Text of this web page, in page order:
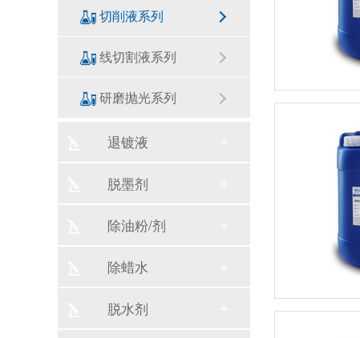
切削液系列
线切割液系列
研磨抛光系列
退镀液
脱墨剂
除油粉/剂
除蜡水
脱水剂